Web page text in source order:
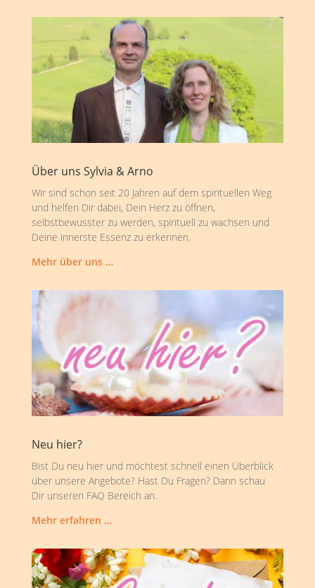
Über uns Sylvia & Arno
Wir sind schon seit 20 Jahren auf dem spirituellen Weg
und helfen Dir dabei, Dein Herz zu öffnen,
selbstbewusster zu werden, spirituell zu wachsen und
Deine innerste Essenz zu erkennen.
Mehr über uns …
Neu hier?
Bist Du neu hier und möchtest schnell einen Überblick
über unsere Angebote? Hast Du Fragen? Dann schau
Dir unseren FAQ Bereich an.
Mehr erfahren …